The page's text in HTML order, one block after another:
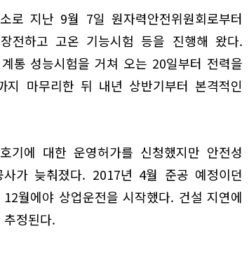
로 지난 9월 7일 원자력안전위원회로부터
전하고 고온 기능시험 등을 진행해 왔다.
통 성능시험을 거쳐 오는 20일부터 전력을
마무리한 뒤 내년 상반기부터 본격적인
기에 대한 운영허가를 신청했지만 안전성
가 늦춰졌다. 2017년 4월 준공 예정이던
월에야 상업운전을 시작했다. 건설 지연에
정된다.